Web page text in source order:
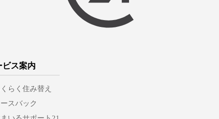
ビス案内
らく住み替え
ースバック